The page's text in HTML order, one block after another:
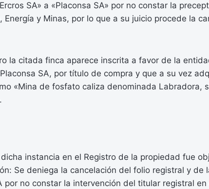
SA» a «Placonsa SA» por no constar la
Energía y Minas, por lo que a su juicio procede la
la citada finca aparece inscrita a favor de la
SA, por título de compra y que a su vez
«Mina de fosfato caliza denominada Labradora,
instancia en el Registro de la propiedad fue
Se deniega la cancelación del folio registral y de
por no constar la intervención del titular registral